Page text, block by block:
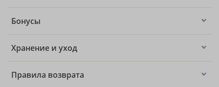
Бонусы
Хранение и уход
Правила возврата